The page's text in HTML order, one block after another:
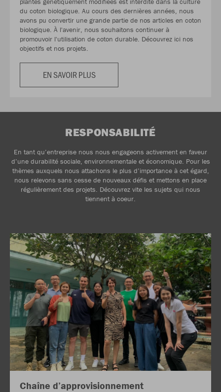
du coton biologique. Au cours des dernières années, nous
avons pu convertir une grande partie de nos articles en coton
biologique. À l'avenir, nous souhaitons continuer à
promouvoir l'utilisation de coton durable. Découvrez ici nos
objectifs et nos projets.
EN SAVOIR PLUS
RESPONSABILITÉ
En tant qu’entreprise nous nous engageons activement en faveur
d’une durabilité sociale, environnementale et économique. Pour les
thèmes auxquels nous attachons le plus d’importance à cet égard,
nous relevons sans cesse de nouveaux défis et mettons en place
régulièrement des projets. Découvrez vite les sujets qui nous
tiennent à coeur.
Chaîne d’approvisionnement